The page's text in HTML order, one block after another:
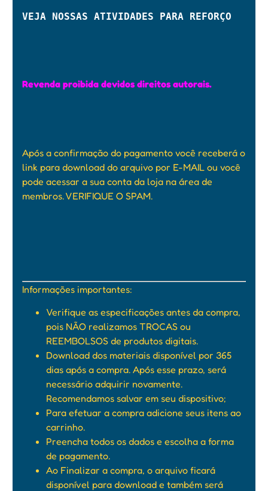
VEJA NOSSAS ATIVIDADES PARA REFORÇO
Revenda proibida devidos direitos autorais.
Após a confirmação do pagamento você receberá o
link para download do arquivo por E-MAIL ou você
pode acessar a sua conta da loja na área de
membros. VERIFIQUE O SPAM.
Informações importantes:
Verifique as especificações antes da compra,
pois NÃO realizamos TROCAS ou
REEMBOLSOS de produtos digitais.
Download dos materiais disponível por 365
dias após a compra. Após esse prazo, será
necessário adquirir novamente.
Recomendamos salvar em seu dispositivo;
Para efetuar a compra adicione seus itens ao
carrinho.
Preencha todos os dados e escolha a forma
de pagamento.
Ao Finalizar a compra, o arquivo ficará
disponível para download e também será